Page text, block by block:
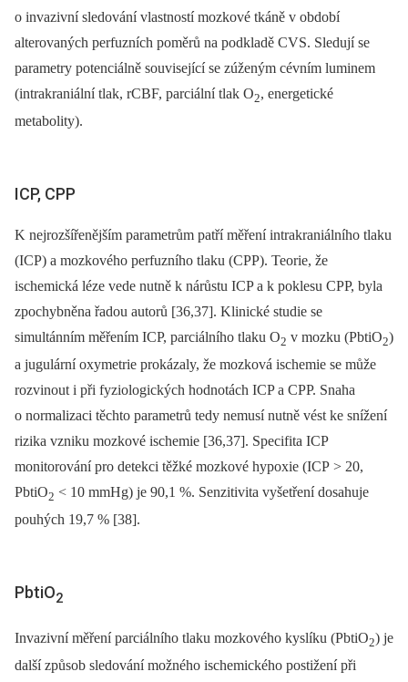
o invazivní sledování vlastností mozkové tkáně v období
alterovaných perfuzních poměrů na podkladě CVS. Sledují se
parametry potenciálně související se zúženým cévním luminem
(intrakraniální tlak, rCBF, parciální tlak O2, energetické
metabolity).
ICP, CPP
K nejrozšířenějším parametrům patří měření intrakraniálního tlaku
(ICP) a mozkového perfuzního tlaku (CPP). Teorie, že
ischemická léze vede nutně k nárůstu ICP a k poklesu CPP, byla
zpochybněna řadou autorů [36,37]. Klinické studie se
simultánním měřením ICP, parciálního tlaku O2 v mozku (PbtiO2)
a jugulární oxymetrie prokázaly, že mozková ischemie se může
rozvinout i při fyziologických hodnotách ICP a CPP. Snaha
o normalizaci těchto parametrů tedy nemusí nutně vést ke snížení
rizika vzniku mozkové ischemie [36,37]. Specifita ICP
monitorování pro detekci těžké mozkové hypoxie (ICP > 20,
PbtiO2 < 10 mmHg) je 90,1 %. Senzitivita vyšetření dosahuje
pouhých 19,7 % [38].
PbtiO2
Invazivní měření parciálního tlaku mozkového kyslíku (PbtiO2) je
další způsob sledování možného ischemického postižení při